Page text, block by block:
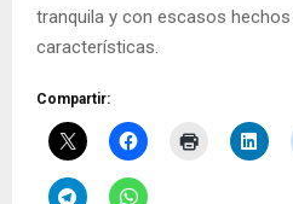
tranquila y con escasos
características.
Compartir: